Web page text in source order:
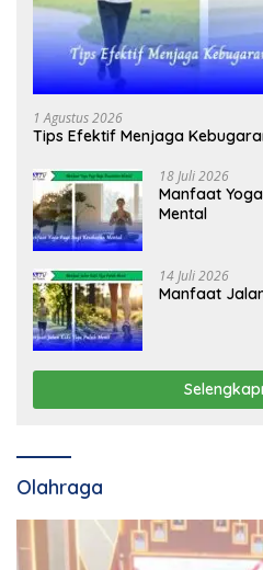
1 Agustus 2026
Tips Efektif Menjaga
18 Juli 2026
Manfaat
Mental
14 Juli 2026
Manfaat
Olahraga